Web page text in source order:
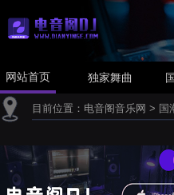
网站首页 独家舞曲
目前位置： 电音阁音乐网 > 国